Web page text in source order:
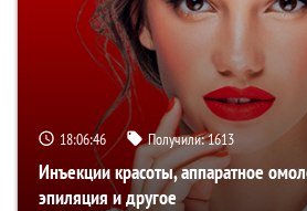
18:06:45 Получили:1613
Инъекции красоты, аппаратное
эпиляция и другое